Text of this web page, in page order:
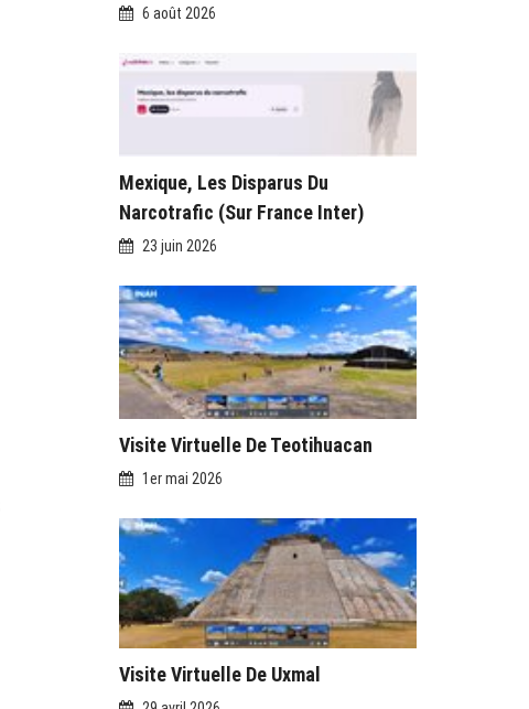
6 août 2026
Mexique, Les Disparus Du
Narcotrafic (sur France Inter)
23 juin 2026
Visite Virtuelle De Teotihuacan
1er mai 2026
Visite Virtuelle De Uxmal